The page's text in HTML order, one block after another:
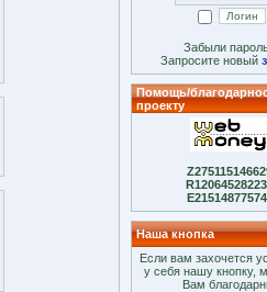
Забыли
Запросите новый
Помощь/
проекту
Наша кнопка
Если вам захочется
у себя нашу кнопку,
Вам